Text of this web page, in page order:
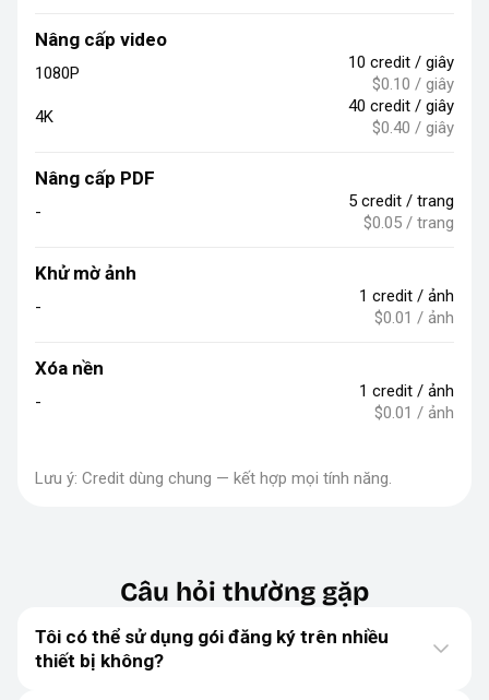
Nâng cấp video
1080P
10 credit / giây
$0.10 / giây
4K
40 credit / giây
$0.40 / giây
Nâng cấp PDF
-
5 credit / trang
$0.05 / trang
Khử mờ ảnh
-
1 credit / ảnh
$0.01 / ảnh
Xóa nền
-
1 credit / ảnh
$0.01 / ảnh
Lưu ý: Credit dùng chung — kết hợp mọi tính năng.
Câu hỏi thường gặp
Tôi có thể sử dụng gói đăng ký trên nhiều
thiết bị không?